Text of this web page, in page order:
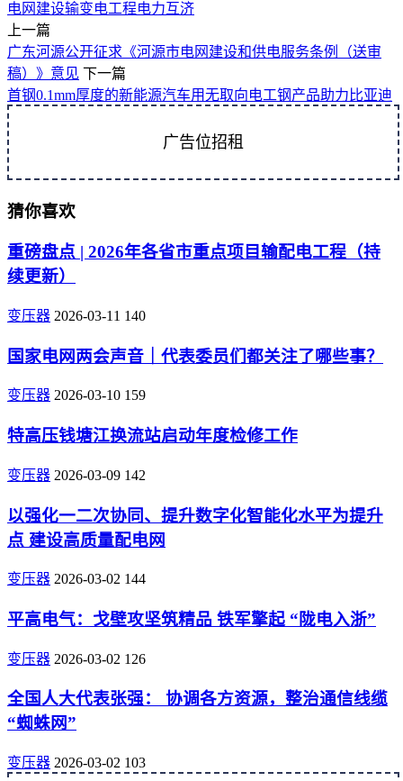
电网建设输变电工程电力互济
上一篇
广东河源公开征求《河源市电网建设和供电服务条例（送审
稿）》意见 下一篇
首钢0.1mm厚度的新能源汽车用无取向电工钢产品助力比亚迪
广告位招租
猜你喜欢
重磅盘点 | 2026年各省市重点项目输配电工程（持
续更新）
变压器 2026-03-11 140
国家电网两会声音｜代表委员们都关注了哪些事？
变压器 2026-03-10 159
特高压钱塘江换流站启动年度检修工作
变压器 2026-03-09 142
以强化一二次协同、提升数字化智能化水平为提升
点 建设高质量配电网
变压器 2026-03-02 144
平高电气：戈壁攻坚筑精品 铁军擎起 “陇电入浙”
变压器 2026-03-02 126
全国人大代表张强： 协调各方资源，整治通信线缆
“蜘蛛网”
变压器 2026-03-02 103